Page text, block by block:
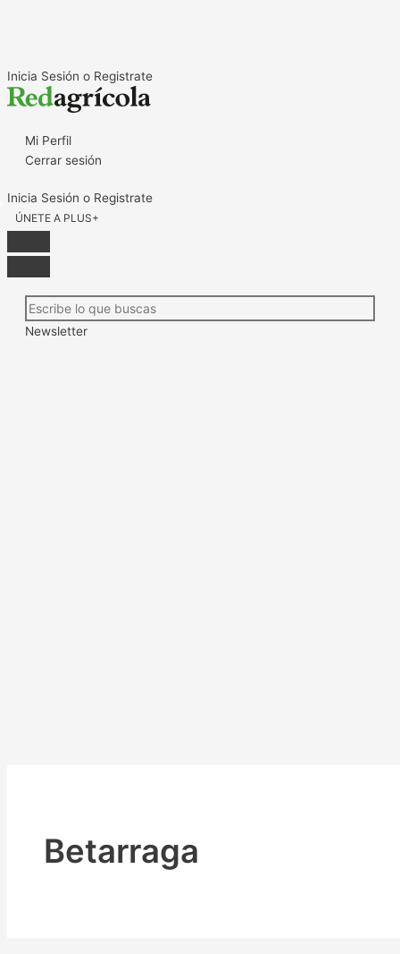
Inicia Sesión o Registrate
Mi Perfil
Cerrar sesión
Inicia Sesión o Registrate
ÚNETE A PLUS+
Newsletter
Betarraga
para
alimentos
con
como
conservante
de
los
jugos
hortalizas